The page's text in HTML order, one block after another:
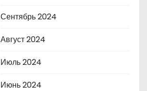
Сентябрь 2024
Август 2024
Июль 2024
Июнь 2024